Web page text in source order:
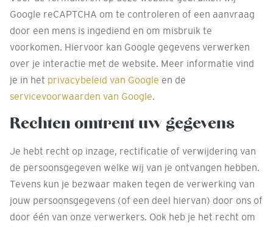
Google reCAPTCHA om te controleren of een aanvraag
door een mens is ingediend en om misbruik te
voorkomen. Hiervoor kan Google gegevens verwerken
over je interactie met de website. Meer informatie vind
je in het privacybeleid van Google en de
servicevoorwaarden van Google.
Rechten omtrent uw gegevens
Je hebt recht op inzage, rectificatie of verwijdering van
de persoonsgegeven welke wij van je ontvangen hebben.
Tevens kun je bezwaar maken tegen de verwerking van
jouw persoonsgegevens (of een deel hiervan) door ons of
door één van onze verwerkers. Ook heb je het recht om